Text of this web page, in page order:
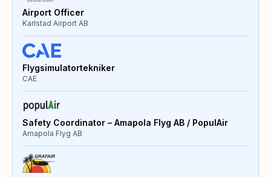
Airport Officer
Karlstad Airport AB
Flygsimulatortekniker
CAE
Safety Coordinator – Amapola Flyg AB / PopulAir
Amapola Flyg AB